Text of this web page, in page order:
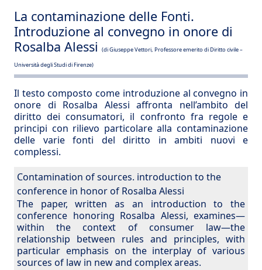
La contaminazione delle Fonti.
Introduzione al convegno in onore di
Rosalba Alessi
(di Giuseppe Vettori, Professore emerito di Diritto civile –
Università degli Studi di Firenze)
Il testo composto come introduzione al convegno in
onore di Rosalba Alessi affronta nell’ambito del
diritto dei consumatori, il confronto fra regole e
principi con rilievo particolare alla contaminazione
delle varie fonti del diritto in ambiti nuovi e
complessi.
Contamination of sources. introduction to the
conference in honor of Rosalba Alessi
The paper, written as an introduction to the
conference honoring Rosalba Alessi, examines—
within the context of consumer law—the
relationship between rules and principles, with
particular emphasis on the interplay of various
sources of law in new and complex areas.